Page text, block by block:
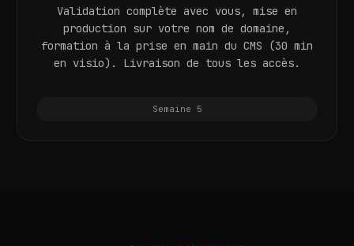
Validation complète avec vous, mise en
production sur votre nom de domaine,
formation à la prise en main du CMS (30 min
en visio). Livraison de tous les accès.
Semaine 5